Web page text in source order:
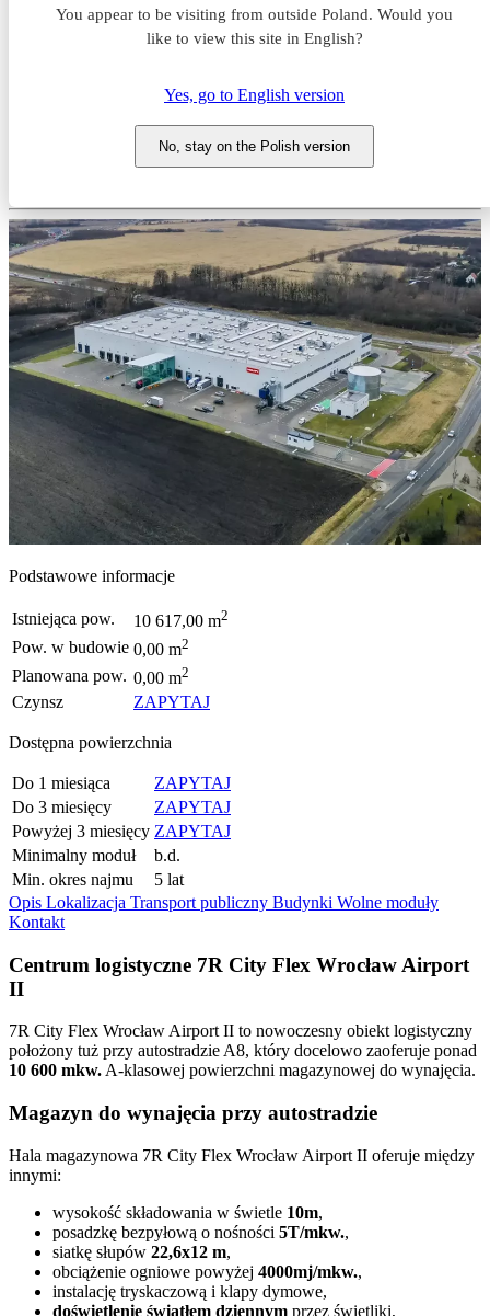
You appear to be visiting from outside Poland. Would you
like to view this site in English?
Yes, go to English version
No, stay on the Polish version
CATALYST WROCŁAW
CATALYST WROCŁAW
Dolnośląskie, Wrocław, Rakietowa
Podstawowe informacje
Istniejąca pow. 10 617,00 m2
Pow. w budowie 0,00 m2
Planowana pow. 0,00 m2
Czynsz ZAPYTAJ
Dostępna powierzchnia
Do 1 miesiąca
ZAPYTAJ
Do 3 miesięcy
ZAPYTAJ
Powyżej 3 miesięcy ZAPYTAJ
Minimalny moduł
b.d.
Min. okres najmu
5 lat
Opis Lokalizacja Transport publiczny Budynki Wolne moduły
Kontakt
Centrum logistyczne 7R City Flex Wrocław Airport
II
7R City Flex Wrocław Airport II to nowoczesny obiekt logistyczny
położony tuż przy autostradzie A8, który docelowo zaoferuje ponad
10 600 mkw. A-klasowej powierzchni magazynowej do wynajęcia.
Magazyn do wynajęcia przy autostradzie
Hala magazynowa 7R City Flex Wrocław Airport II oferuje między
innymi:
wysokość składowania w świetle 10m,
posadzkę bezpyłową o nośności 5T/mkw.,
siatkę słupów 22,6x12 m,
obciążenie ogniowe powyżej 4000mj/mkw.,
instalację tryskaczową i klapy dymowe,
doświetlenie światłem dziennym przez świetliki,